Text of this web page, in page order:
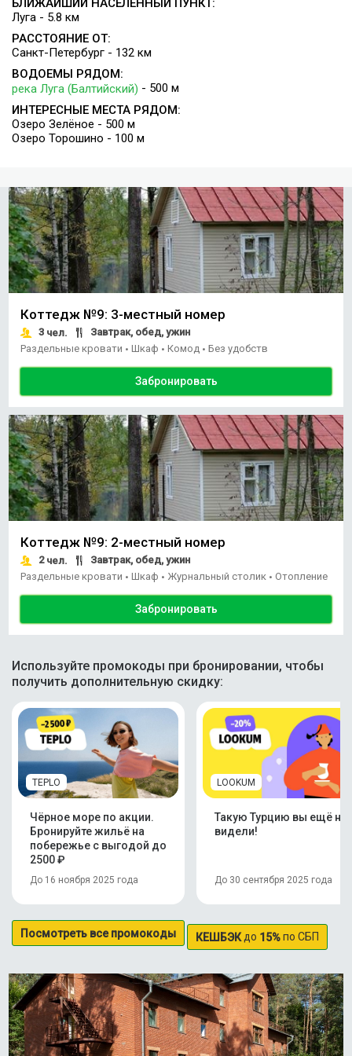
внутренних помещениях имеются финская сауна с бочкой и
комнатой отдыха, тренажёрный зал, зал для мини-гольфа,
библиотека, холлы с мягкой мебелью, конференц-зал до
150 человек, игровая комната для детей. Работает прокат
лодок, велосипедов, детских квадроциклов и самокатов, а
также спортивного снаряжения для командных игр,
скандинавской ходьбы и SUP-сёрфинга, а зимой - санок,
ватрушек, лыж и коньков.
БЛИЖАЙШИЙ НАСЕЛЕННЫЙ ПУНКТ:
Луга - 5.8 км
РАССТОЯНИЕ ОТ:
Санкт-Петербург - 132 км
ВОДОЕМЫ РЯДОМ:
река Луга (Балтийский) - 500 м
ИНТЕРЕСНЫЕ МЕСТА РЯДОМ:
Озеро Зелёное - 500 м
Озеро Торошино - 100 м
Коттедж №9: 3-местный номер
3 чел.
Завтрак, обед, ужин
Раздельные кровати • Шкаф • Комод • Без удобств
Забронировать
Коттедж №9: 2-местный номер
2чел.
Завтрак, обед, ужин
Раздельные кровати • Шкаф • Журнальный столик • Отопление
Забронировать
Используйте промокоды при бронировании, чтобы
получить дополнительную скидку:
TEPLO
Чёрное море по акции.
Бронируйте жильё на
побережье с выгодой до
2500 ₽
До 16 ноября 2025 года
LOOKUM
Такую Турцию вы ещё не
видели!
До 30 сентября 2025 года
Посмотреть все промокоды КЕШБЭКдо 15%по СБП